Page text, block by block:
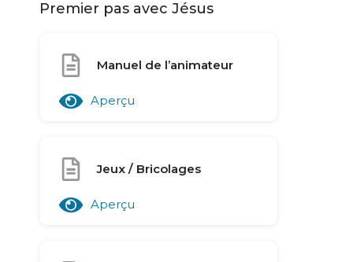
Premier pas avec Jésus
Manuel de l’animateur
Aperçu
Jeux / Bricolages
Aperçu